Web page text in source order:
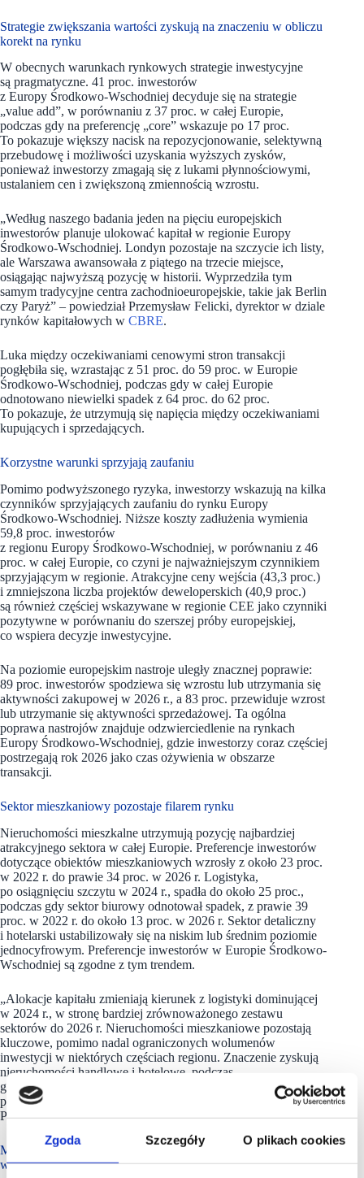
Zgoda Szczegóły O plikach cookies
Strategie zwiększania wartości zyskują na znaczeniu w obliczu
korekt na rynku
W obecnych warunkach rynkowych strategie inwestycyjne
są pragmatyczne. 41 proc. inwestorów
z Europy Środkowo-Wschodniej decyduje się na strategie
„value add”, w porównaniu z 37 proc. w całej Europie,
podczas gdy na preferencję „core” wskazuje po 17 proc.
To pokazuje większy nacisk na repozycjonowanie, selektywną
przebudowę i możliwości uzyskania wyższych zysków,
ponieważ inwestorzy zmagają się z lukami płynnościowymi,
ustalaniem cen i zwiększoną zmiennością wzrostu.
„Według naszego badania jeden na pięciu europejskich
inwestorów planuje ulokować kapitał w regionie Europy
Środkowo-Wschodniej. Londyn pozostaje na szczycie ich listy,
ale Warszawa awansowała z piątego na trzecie miejsce,
osiągając najwyższą pozycję w historii. Wyprzedziła tym
samym tradycyjne centra zachodnioeuropejskie, takie jak Berlin
czy Paryż” – powiedział Przemysław Felicki, dyrektor w dziale
rynków kapitałowych w CBRE.
Luka między oczekiwaniami cenowymi stron transakcji
pogłębiła się, wzrastając z 51 proc. do 59 proc. w Europie
Środkowo-Wschodniej, podczas gdy w całej Europie
odnotowano niewielki spadek z 64 proc. do 62 proc.
To pokazuje, że utrzymują się napięcia między oczekiwaniami
kupujących i sprzedających.
Korzystne warunki sprzyjają zaufaniu
Pomimo podwyższonego ryzyka, inwestorzy wskazują na kilka
czynników sprzyjających zaufaniu do rynku Europy
Środkowo-Wschodniej. Niższe koszty zadłużenia wymienia
59,8 proc. inwestorów
z regionu Europy Środkowo-Wschodniej, w porównaniu z 46
proc. w całej Europie, co czyni je najważniejszym czynnikiem
sprzyjającym w regionie. Atrakcyjne ceny wejścia (43,3 proc.)
i zmniejszona liczba projektów deweloperskich (40,9 proc.)
są również częściej wskazywane w regionie CEE jako czynniki
pozytywne w porównaniu do szerszej próby europejskiej,
co wspiera decyzje inwestycyjne.
Na poziomie europejskim nastroje uległy znacznej poprawie:
89 proc. inwestorów spodziewa się wzrostu lub utrzymania się
aktywności zakupowej w 2026 r., a 83 proc. przewiduje wzrost
lub utrzymanie się aktywności sprzedażowej. Ta ogólna
poprawa nastrojów znajduje odzwierciedlenie na rynkach
Europy Środkowo-Wschodniej, gdzie inwestorzy coraz częściej
postrzegają rok 2026 jako czas ożywienia w obszarze
transakcji.
Sektor mieszkaniowy pozostaje filarem rynku
Nieruchomości mieszkalne utrzymują pozycję najbardziej
atrakcyjnego sektora w całej Europie. Preferencje inwestorów
dotyczące obiektów mieszkaniowych wzrosły z około 23 proc.
w 2022 r. do prawie 34 proc. w 2026 r. Logistyka,
po osiągnięciu szczytu w 2024 r., spadła do około 25 proc.,
podczas gdy sektor biurowy odnotował spadek, z prawie 39
proc. w 2022 r. do około 13 proc. w 2026 r. Sektor detaliczny
i hotelarski ustabilizowały się na niskim lub średnim poziomie
jednocyfrowym. Preferencje inwestorów w Europie Środkowo-
Wschodniej są zgodne z tym trendem.
„Alokacje kapitału zmieniają kierunek z logistyki dominującej
w 2024 r., w stronę bardziej zrównoważonego zestawu
sektorów do 2026 r. Nieruchomości mieszkaniowe pozostają
kluczowe, pomimo nadal ograniczonych wolumenów
inwestycji w niektórych częściach regionu. Znaczenie zyskują
nieruchomości handlowe i hotelowe, podczas
gdy nieruchomości biurowe odnotowują niewielki wzrost
popularności po gwałtownym spadku po pandemii” – dodał
Przemysław Felicki.
Miasta Europy Środkowo-Wschodniej zyskują na znaczeniu
w rankingach inwestycji